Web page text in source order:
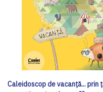
Caleidoscop de vacanță... prin